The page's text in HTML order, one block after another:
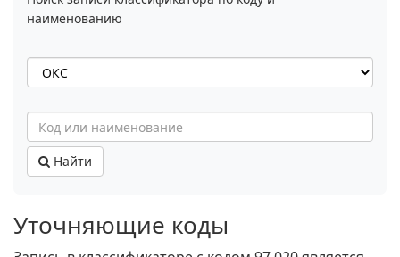
наименованию
Найти
Уточняющие коды